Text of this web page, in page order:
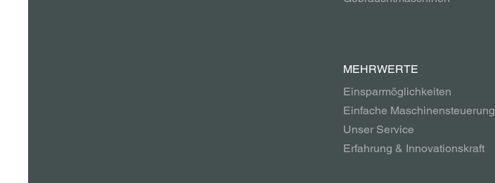
MEHRWERTE
Einsparmöglichkeiten
Einfache Maschinensteuerung
Unser Service
Erfahrung & Innovationskraft